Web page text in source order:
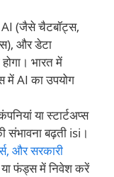
(जैसे चैटबॉट्स,
और डेटा
भारत में
में AI का उपयोग
या स्टार्टअप्स
संभावना बढ़ती isi।
और सरकारी
फंड्स में निवेश करें